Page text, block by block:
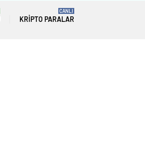
KRIPTO PARALAR
CANLI